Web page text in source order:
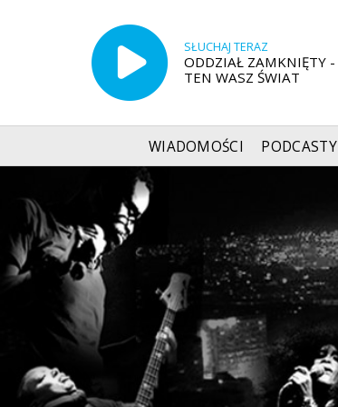
SŁUCHAJ TERAZ
ODDZIAŁ ZAMKNIĘTY -
TEN WASZ ŚWIAT
WIADOMOŚCI PODCASTY